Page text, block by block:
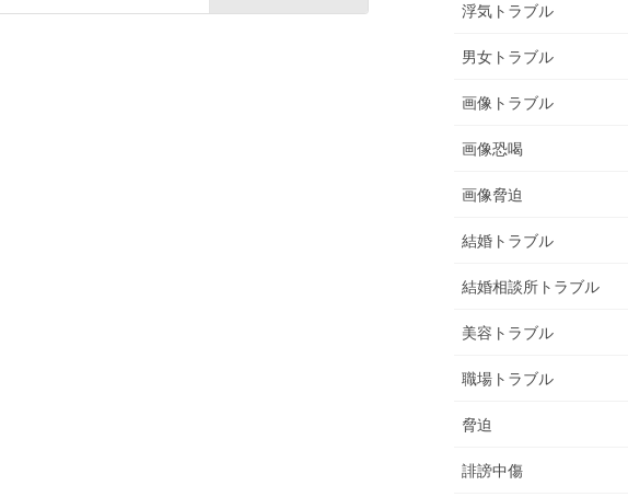
浮気トラブル
男女トラブル
画像トラブル
画像恐喝
画像脅迫
結婚トラブル
結婚相談所トラブル
美容トラブル
職場トラブル
脅迫
誹謗中傷